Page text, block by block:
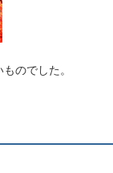
のでした。